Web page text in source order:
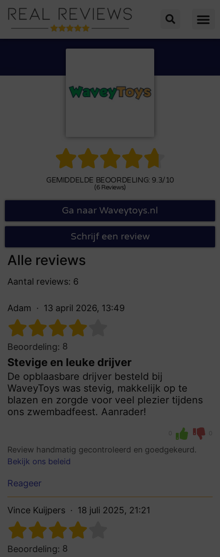

GEMIDDELDE BEOORDELING: 9.3/10
(6 Reviews)
Ga naar Waveytoys.nl
Schrijf een review
Alle reviews
Aantal reviews: 6
Adam 13 april 2026, 13:49
Beoordeling: 8
Stevige en leuke drijver
De opblaasbare drijver besteld bij
WaveyToys was stevig, makkelijk op te
blazen en zorgde voor veel plezier tijdens
ons zwembadfeest. Aanrader!
0 0
Review handmatig gecontroleerd en goedgekeurd.
Bekijk ons beleid
Reageer
Vince Kuijpers 18 juli 2025, 21:21
Beoordeling: 8